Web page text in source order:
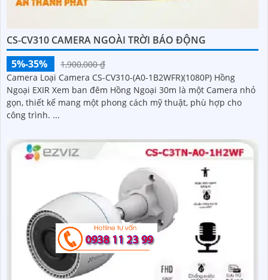
CS-CV310 CAMERA NGOÀI TRỜI BÁO ĐỘNG
5%-35%
1,900,000 ₫
Camera Loại Camera CS-CV310-(A0-1B2WFR)(1080P) Hồng
Ngoại EXIR Xem ban đêm Hồng Ngoại 30m là một Camera nhỏ
gọn, thiết kế mang một phong cách mỹ thuật, phù hợp cho
công trình. ...